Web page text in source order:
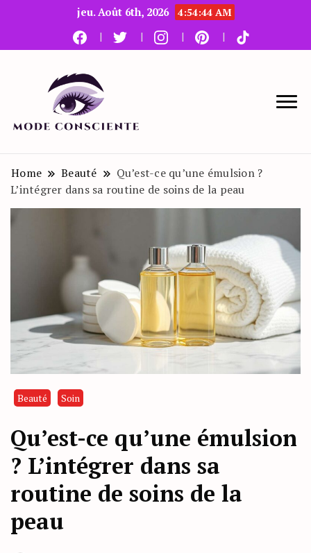
jeu. Août 6th, 2026 4:54:46 AM
Le blog beauté et mode
Home Beauté
Qu’est-ce qu’une émulsion ?
L’intégrer dans sa routine de soins de la peau
Beauté Soin
Qu’est-ce qu’une émulsion
? L’intégrer dans sa
routine de soins de la
peau